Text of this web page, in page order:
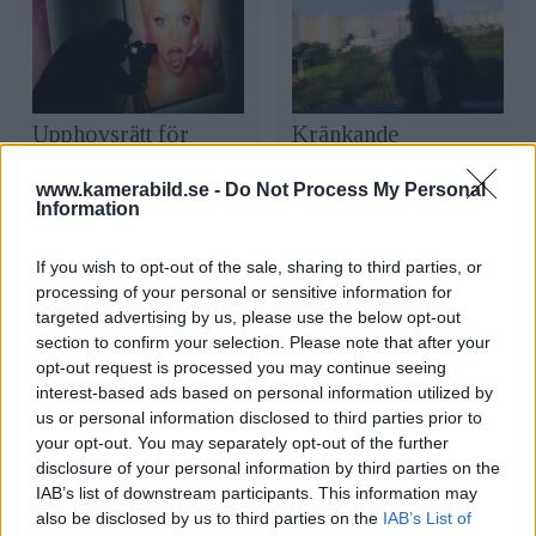
www.kamerabild.se - Do Not Process My Personal
Information
If you wish to opt-out of the sale, sharing to third parties, or
processing of your personal or sensitive information for
targeted advertising by us, please use the below opt-out
section to confirm your selection. Please note that after your
opt-out request is processed you may continue seeing
interest-based ads based on personal information utilized by
us or personal information disclosed to third parties prior to
your opt-out. You may separately opt-out of the further
disclosure of your personal information by third parties on the
IAB’s list of downstream participants. This information may
also be disclosed by us to third parties on the IAB’s List of
Upphovsrätt för
frågor och svar
Kränkande
fotografering – så
undviker du att bli en
DEBATT: Snedvridet
om nya fotolagen
Länsstyrelsens beslut
kan vara slutet för